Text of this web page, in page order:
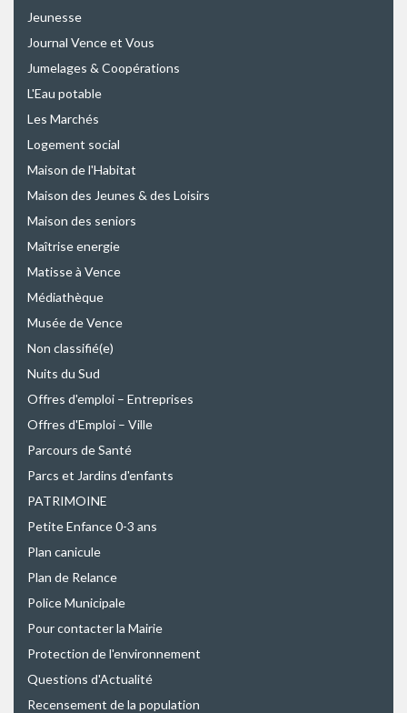
Jeunesse
Journal Vence et Vous
Jumelages & Coopérations
L'Eau potable
Les Marchés
Logement social
Maison de l'Habitat
Maison des Jeunes & des Loisirs
Maison des seniors
Maîtrise energie
Matisse à Vence
Médiathèque
Musée de Vence
Non classifié(e)
Nuits du Sud
Offres d'emploi – Entreprises
Offres d'Emploi – Ville
Parcours de Santé
Parcs et Jardins d'enfants
PATRIMOINE
Petite Enfance 0-3 ans
Plan canicule
Plan de Relance
Police Municipale
Pour contacter la Mairie
Protection de l'environnement
Questions d'Actualité
Recensement de la population